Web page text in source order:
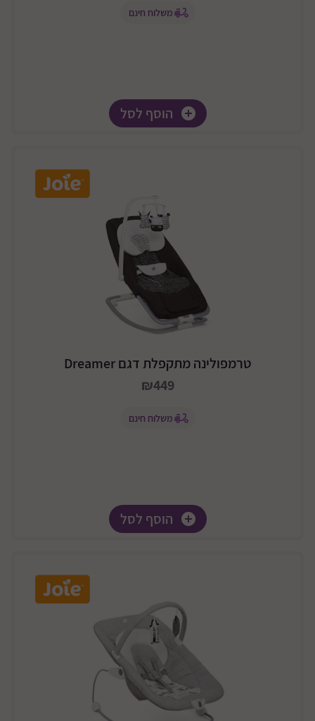
משלוח חינם
הוסף לסל
טרמפולינה מתקפלת דגם Dreamer
₪449
משלוח חינם
הוסף לסל